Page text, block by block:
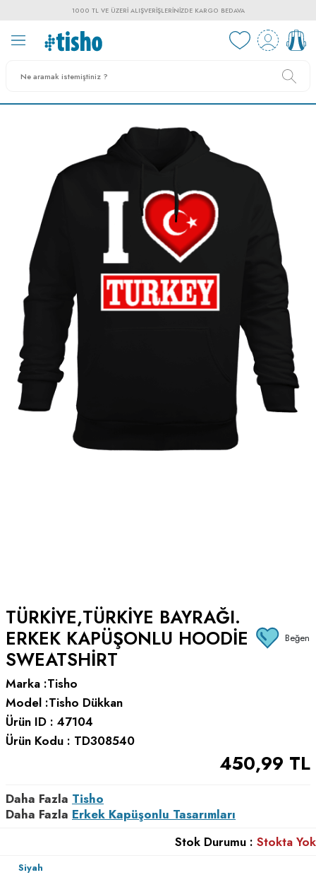
1000 TL VE ÜZERI ALIŞVERIŞLERINIZDE KARGO BEDAVA
TÜRKIYE,TÜRKIYE BAYRAĞI.
ERKEK KAPÜŞONLU HOODIE
SWEATSHIRT
Beğen
Marka :Tisho
Model :Tisho Dükkan
Ürün ID : 47104
Ürün Kodu : TD308540
450,99 TL
Daha Fazla Tisho
Daha Fazla Erkek Kapüşonlu Tasarımları
Stok Durumu : Stokta Yok
Siyah